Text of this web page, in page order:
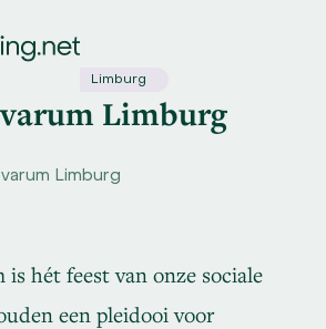
Limburg
Limburg
Limburg
is hét feest van onze sociale
een pleidooi voor